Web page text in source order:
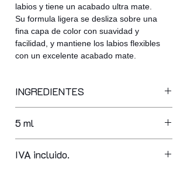
labios y tiene un acabado ultra mate.
Su formula ligera se desliza sobre una
fina capa de color con suavidad y
facilidad, y mantiene los labios flexibles
con un excelente acabado mate.
INGREDIENTES
trimethylsiloxysilicate, polybutene,
isocetyl stearate, isohexadecane,
kaolin, disteardimonium hectorite,
5 ml
IVA incluido.